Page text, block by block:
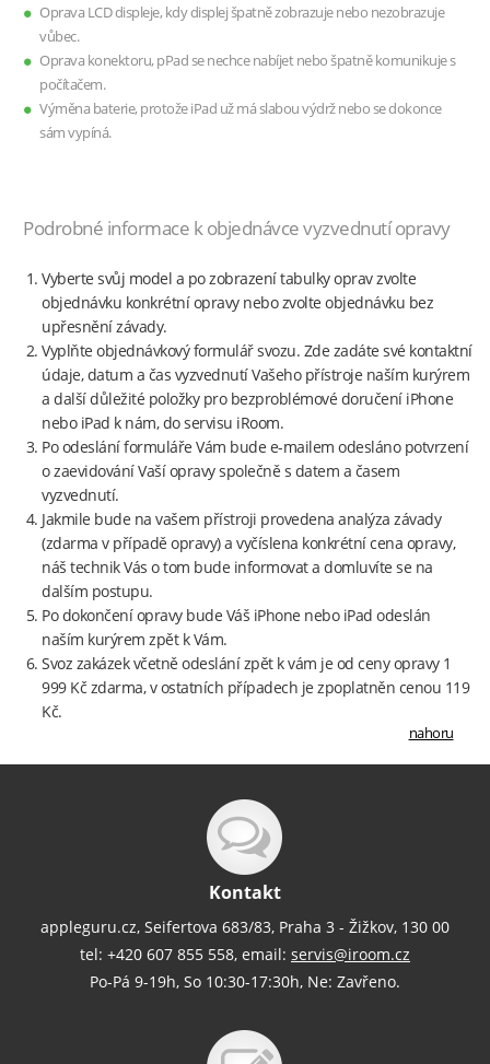
Oprava LCD displeje, kdy displej špatně zobrazuje nebo nezobrazuje
vůbec.
Oprava konektoru, pPad se nechce nabíjet nebo špatně komunikuje s
počítačem.
Výměna baterie, protože iPad už má slabou výdrž nebo se dokonce
sám vypíná.
Podrobné informace k objednávce vyzvednutí opravy
Vyberte svůj model a po zobrazení tabulky oprav zvolte
objednávku konkrétní opravy nebo zvolte objednávku bez
upřesnění závady.
Vyplňte objednávkový formulář svozu. Zde zadáte své kontaktní
údaje, datum a čas vyzvednutí Vašeho přístroje naším kurýrem
a další důležité položky pro bezproblémové doručení iPhone
nebo iPad k nám, do servisu iRoom.
Po odeslání formuláře Vám bude e-mailem odesláno potvrzení
o zaevidování Vaší opravy společně s datem a časem
vyzvednutí.
Jakmile bude na vašem přístroji provedena analýza závady
(zdarma v případě opravy) a vyčíslena konkrétní cena opravy,
náš technik Vás o tom bude informovat a domluvíte se na
dalším postupu.
Po dokončení opravy bude Váš iPhone nebo iPad odeslán
naším kurýrem zpět k Vám.
Svoz zakázek včetně odeslání zpět k vám je od ceny opravy 1
999 Kč zdarma, v ostatních případech je zpoplatněn cenou 119
Kč.
nahoru
Kontakt
appleguru.cz, Seifertova 683/83, Praha 3 - Žižkov, 130 00
tel: +420 607 855 558, email: servis@iroom.cz
Po-Pá 9-19h, So 10:30-17:30h, Ne: Zavřeno.